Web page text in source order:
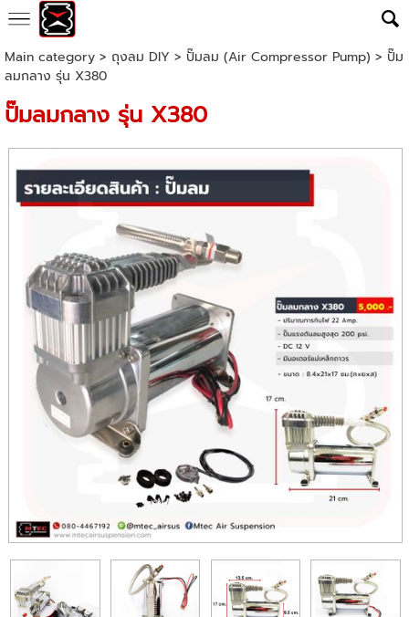
Main category> ถุงลม DIY > ปั๊มลม (Air Compressor Pump) > ปั๊ม
ลมกลาง รุ่น X380
ปั๊มลมกลาง รุ่น X380